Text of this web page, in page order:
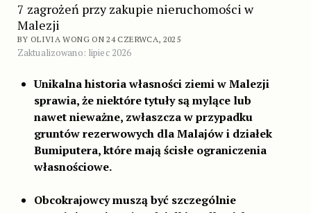
7 zagrożeń przy zakupie nieruchomości w
Malezji
BY OLIVIA WONG ON 24 CZERWCA, 2025
Zaktualizowano: lipiec 2026
Unikalna historia własności ziemi w Malezji
sprawia, że niektóre tytuły są mylące lub
nawet nieważne, zwłaszcza w przypadku
gruntów rezerwowych dla Malajów i działek
Bumiputera, które mają ścisłe ograniczenia
własnościowe.
Obcokrajowcy muszą być szczególnie